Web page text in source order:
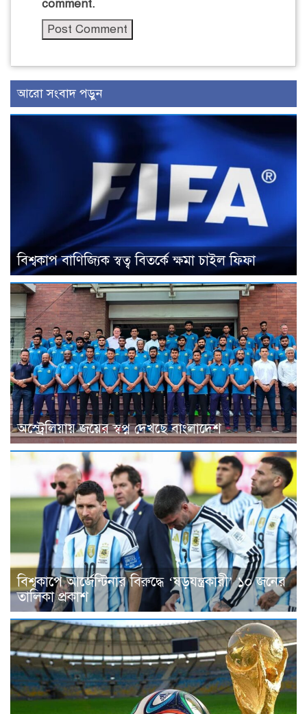
comment.
আরো সংবাদ পড়ুন
বিশ্বকাপ বাণিজ্যিক স্বত্ব বিতর্কে ক্ষমা চাইল ফিফা
অস্ট্রেলিয়ায় জয়ের স্বপ্ন দেখছে বাংলাদেশ
বিশ্বকাপে আর্জেন্টিনার বিরুদ্ধে ‘ষড়যন্ত্রকারী’ ১০ জনের
তালিকা প্রকাশ